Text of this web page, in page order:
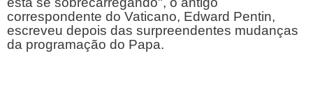
correspondente do Vaticano, Edward Pentin,
escreveu depois das surpreendentes mudanças
da programação do Papa.